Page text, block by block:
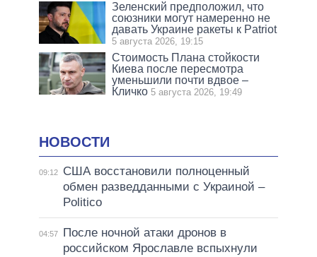
Зеленский предположил, что
союзники могут намеренно не
давать Украине ракеты к Patriot
5 августа 2026, 19:15
Стоимость Плана стойкости
Киева после пересмотра
уменьшили почти вдвое –
Кличко 5 августа 2026, 19:49
НОВОСТИ
09:12
США восстановили полноценный
обмен разведданными с Украиной –
Politico
04:57
После ночной атаки дронов в
российском Ярославле вспыхнули